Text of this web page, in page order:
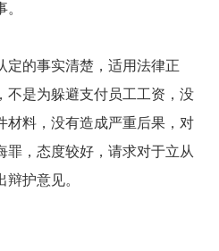
定的事实清楚，适用法律正
不是为躲避支付员工工资，没
材料，没有造成严重后果，对
罪，态度较好，请求对于立从
护意见。